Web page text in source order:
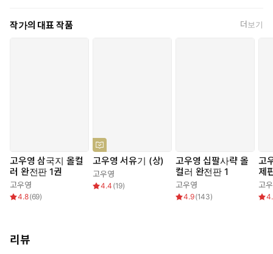
한편 각 권마다 관련 자료를 첨부하여 『고우영 삼국지』에 대한 이
1972~1991년 일간스포츠에 『임꺽정』 『수호지』 『일지매』
『초한지』 『삼국지』 『서유기』 『가루지기전』 연재
매가 대한민국 100대 도서 선정. 은관문화훈장(문화관광부)
1970년대, 만화가 고우영은 한 칸 혹은 네 칸으로만 실리던 신문만
화의 관례를 깨고, 하루 25칸 안팎의 파격적인 형식을 선보이며 신
문연재만화의 새 지평을 열었다. 단순한 고전의 해석을 넘어 당대의
독자들과 공감할 수 있는 유머와 해학, 과거를 현재로 불러들이는 고
지』 『삼국지』 등의 작품은 스포츠신문 판매부수를 좌지우지할
정도의 센세이션을 불러일으키며 고우영 화백을 성인용 만화란 새
작가의 대표 작품 더보기
고우영 삼국지 올컬
러 완전판 1권
고우영
4.8(69)
고우영 서유기 (상)
고우영
4.4 (19)
고우영 십팔사략 올
컬러 완전판 1
고우영
4.9(143)
고
제
고
리뷰